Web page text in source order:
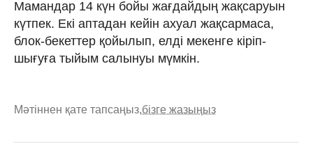
Мамандар 14 күн бойы жағдайдың жақсаруын
күтпек. Екі аптадан кейін ахуал жақсармаса,
блок-бекеттер қойылып, елді мекенге кіріп-
шығуға тыйым салынуы мүмкін.
Мәтіннен қате тапсаңыз,бізге жазыңыз